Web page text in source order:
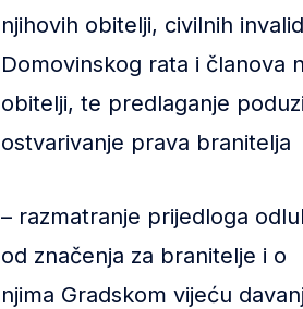
njihovih obitelji, civilnih
Domovinskog rata i članova
obitelji, te predlaganje
ostvarivanje prava branitelja
– razmatranje prijedloga
od značenja za branitelje i o
njima Gradskom vijeću